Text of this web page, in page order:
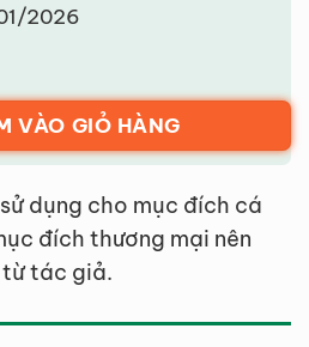
2026
VÀO GIỎ HÀNG
dụng cho mục đích cá
đích thương mại nên
từ tác giả.